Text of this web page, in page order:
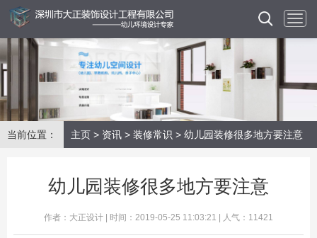
当前位置： 主页 > 资讯 > 装修常识 > 幼儿园装修很多地方要注意
幼儿园装修很多地方要注意
作者：大正设计 | 时间：2019-05-25 11:03:21 | 人气：11421